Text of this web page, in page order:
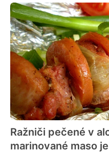
Ražniči pečené v
marinované maso